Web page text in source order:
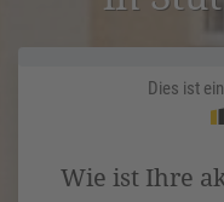
Dies ist
Wie ist Ihre